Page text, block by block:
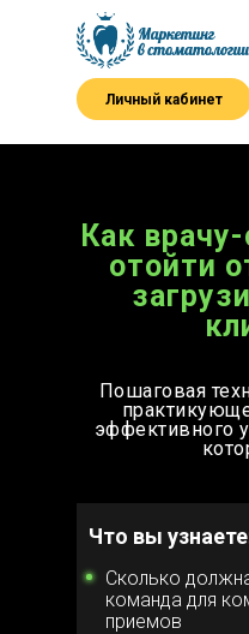
Личный кабинет
Как
отойти
Пошаговая
эффективного
Сколько
команда для
приемов
Что вы